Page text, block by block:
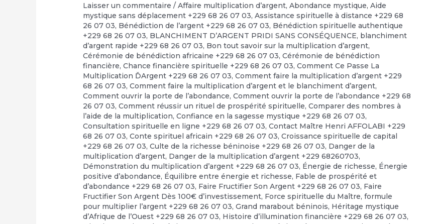
Laisser un commentaire /Affaire multiplication d’argent,Abondance mystique,Aide
mystique sans déplacement +229 68 26 07 03,Assistance spirituelle à distance +229 68
26 07 03, Bénédiction de l’argent +229 68 26 07 03, Bénédiction spirituelle authentique
+229 68 26 07 03, BLANCHIMENT D’ARGENT PRIDI SANS CONSÉQUENCE, blanchiment
d’argent rapide +229 68 26 07 03, Bon tout savoir sur la multiplication d’argent,
Cérémonie de bénédiction africaine +229 68 26 07 03,Cérémonie de bénédiction
financière,Chance financière spirituelle +229 68 26 07 03,Comment Ce Passe La
Multiplication ĎArgent +229 68 26 07 03,Comment faire la multiplication d’argent +229
68 26 07 03,Comment faire la multiplication d’argent et le blanchiment d’argent,
Comment ouvrir la porte de l’abondance,Comment ouvrir la porte de l’abondance +229 68
26 07 03,Comment réussir un rituel de prospérité spirituelle,Comparer des nombres à
l’aide de la multiplication,Confiance en la sagesse mystique +229 68 26 07 03,
Consultation spirituelle en ligne +229 68 26 07 03,Contact Maître Henri AFFOLABI +229
68 26 07 03,Conte spirituel africain +229 68 26 07 03,Croissance spirituelle de capital
+229 68 26 07 03,Culte de la richesse béninoise +229 68 26 07 03, Danger de la
multiplication d’argent, Danger de la multiplication d’argent +229 68260703,
Démonstration du multiplication d’argent +229 68 26 07 03, Énergie de richesse, Énergie
positive d’abondance, Équilibre entre énergie et richesse, Fable de prospérité et
d’abondance +229 68 26 07 03, Faire Fructifier Son Argent +229 68 26 07 03, Faire
Fructifier Son Argent Dès 100€ d’investissement, Force spirituelle du Maître,formule
pour multiplier l’argent +229 68 26 07 03,Grand marabout béninois, Héritage mystique
d’Afrique de l’Ouest +229 68 26 07 03, Histoire d’illumination financière +229 68 26 07 03,